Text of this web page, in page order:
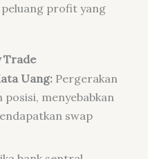
profit yang
Trade
Uang: Pergerakan
menyebabkan
swap